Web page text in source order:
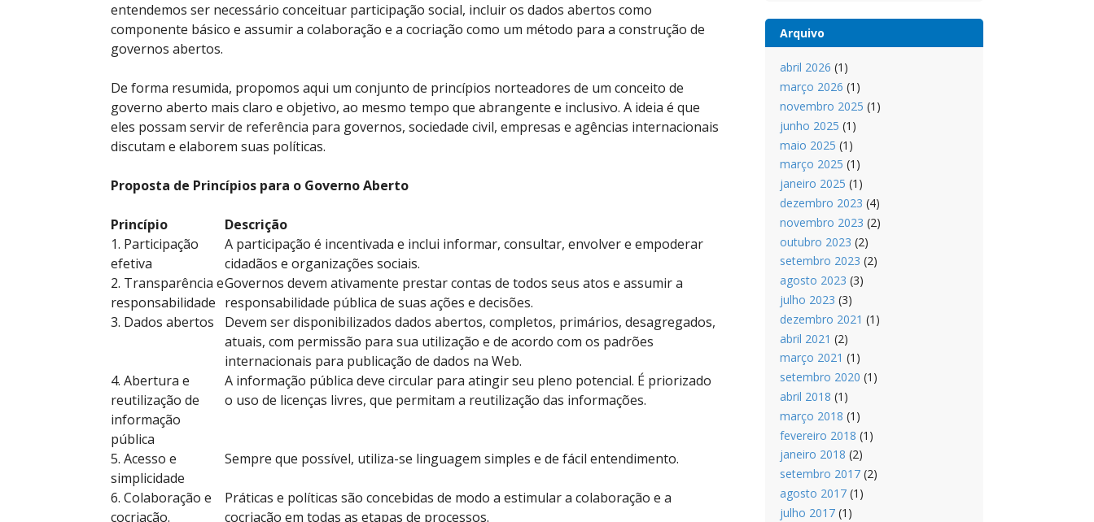
entendemos ser necessário conceituar participação social, incluir os dados abertos como
componente básico e assumir a colaboração e a cocriação como um método para a construção de
governos abertos.
De forma resumida, propomos aqui um conjunto de princípios norteadores de um conceito de
governo aberto mais claro e objetivo, ao mesmo tempo que abrangente e inclusivo. A ideia é que
eles possam servir de referência para governos, sociedade civil, empresas e agências internacionais
discutam e elaborem suas políticas.
Proposta de Princípios para o Governo Aberto
Princípio
Descrição
1. Participação
efetiva
A participação é incentivada e inclui informar, consultar, envolver e empoderar
cidadãos e organizações sociais.
2. Transparência e
responsabilidade
Governos devem ativamente prestar contas de todos seus atos e assumir a
responsabilidade pública de suas ações e decisões.
3. Dados abertos
Devem ser disponibilizados dados abertos, completos, primários, desagregados,
atuais, com permissão para sua utilização e de acordo com os padrões
internacionais para publicação de dados na Web.
4. Abertura e
reutilização de
informação
pública
A informação pública deve circular para atingir seu pleno potencial. É priorizado
o uso de licenças livres, que permitam a reutilização das informações.
5. Acesso e
simplicidade
Sempre que possível, utiliza-se linguagem simples e de fácil entendimento.
6. Colaboração e
cocriação.
Práticas e políticas são concebidas de modo a estimular a colaboração e a
cocriação em todas as etapas de processos.
Arquivo
abril 2026 (1)
março 2026 (1)
novembro 2025 (1)
junho 2025 (1)
maio 2025 (1)
março 2025 (1)
janeiro 2025 (1)
dezembro 2023 (4)
novembro 2023 (2)
outubro 2023 (2)
setembro 2023 (2)
agosto 2023 (3)
julho 2023 (3)
dezembro 2021 (1)
abril 2021 (2)
março 2021 (1)
setembro 2020 (1)
abril 2018 (1)
março 2018 (1)
fevereiro 2018 (1)
janeiro 2018 (2)
setembro 2017(2)
agosto 2017(1)
julho 2017(1)